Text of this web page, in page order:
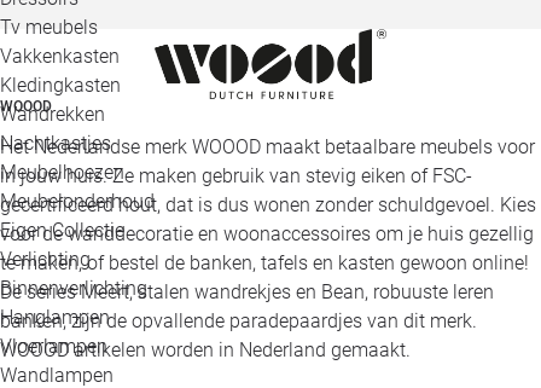
Tv meubels
Vakkenkasten
Kledingkasten
Wandrekken
Nachtkastjes
Meubelhoezen
Meubelonderhoud
Eigen Collectie
Verlichting
Binnenverlichting
Hanglampen
Vloerlampen
Wandlampen
WOOOD
Het Nederlandse merk WOOOD maakt betaalbare meubels voor
in jouw huis. Ze maken gebruik van stevig eiken of FSC-
gecertificeerd hout, dat is dus wonen zonder schuldgevoel. Kies
voor de wanddecoratie en woonaccessoires om je huis gezellig
te maken, of bestel de banken, tafels en kasten gewoon online!
De series Meert, stalen wandrekjes en Bean, robuuste leren
banken, zijn de opvallende paradepaardjes van dit merk.
WOOOD artikelen worden in Nederland gemaakt.